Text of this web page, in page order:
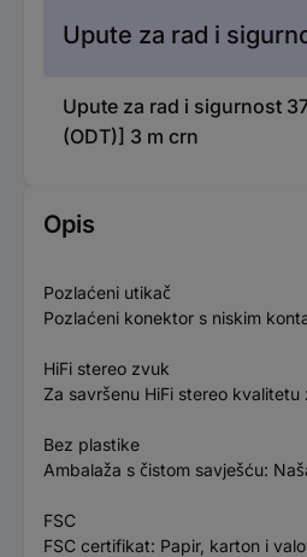
Upute za rad i
Upute za rad i sigurnost
(ODT)] 3 m crn
Opis
Pozlaćeni utikač
Pozlaćeni konektor s niskim
HiFi stereo zvuk
Za savršenu HiFi stereo
Bez plastike
Ambalaža s čistom savješću:
FSC
FSC certifikat: Papir, karton i